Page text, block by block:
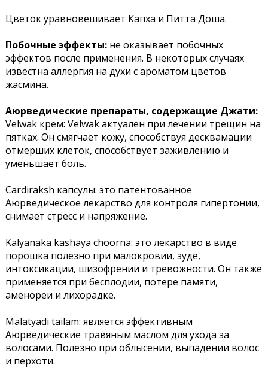
Цветок уравновешивает Капха и Питта Доша.
Побочные эффекты:не оказывает побочных
эффектов после применения. В некоторых случаях
известна аллергия на духи с ароматом цветов
жасмина.
Аюрведические препараты, содержащие Джати:
Velwak крем: Velwak актуален при лечении трещин на
пятках. Он смягчает кожу, способствуя десквамации
отмерших клеток, способствует заживлению и
уменьшает боль.
Cardiraksh капсулы: это патентованное
Аюрведическое лекарство для контроля гипертонии,
снимает стресс и напряжение.
Kalyanaka kashaya choorna: это лекарство в виде
порошка полезно при малокровии, зуде,
интоксикации, шизофрении и тревожности. Он также
применяется при бесплодии, потере памяти,
аменореи и лихорадке.
Malatyadi tailam: является эффективным
Аюрведические травяным маслом для ухода за
волосами. Полезно при облысении, выпадении волос
и перхоти.